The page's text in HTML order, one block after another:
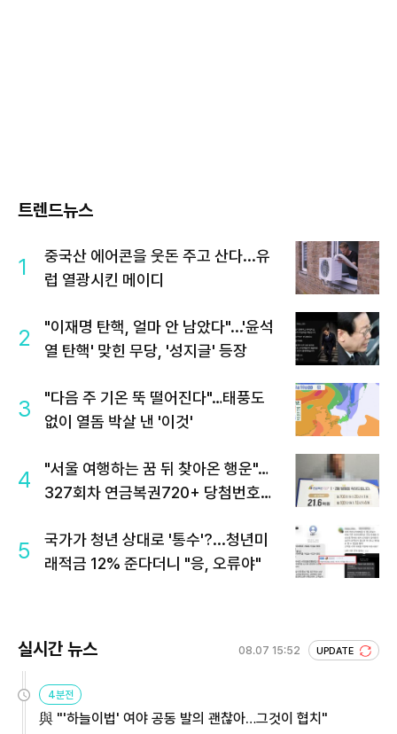
트렌드뉴스
1
중국산 에어콘을 웃돈 주고 산다...유
럽 열광시킨 메이디
2
"이재명 탄핵, 얼마 안 남았다"...'윤석
열 탄핵' 맞힌 무당, '성지글' 등장
3
"다음 주 기온 뚝 떨어진다"…태풍도
없이 열돔 박살 낸 '이것'
4
"서울 여행하는 꿈 뒤 찾아온 행운"…
327회차 연금복권720+ 당첨번호조
5
국가가 청년 상대로 '통수'?...청년미
래적금 12% 준다더니 "응, 오류야"
실시간 뉴스 08.07 15:52 UPDATE
4분전
與 "'하늘이법' 여야 공동 발의 괜찮아…그것이 협치"